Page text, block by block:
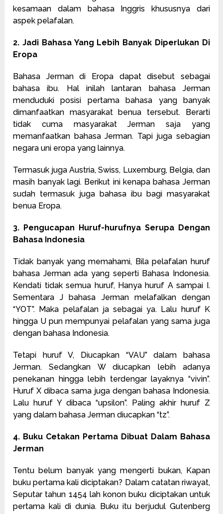
kesamaan dalam bahasa Inggris khususnya dari
aspek pelafalan.
2. Jadi Bahasa Yang Lebih Banyak Diperlukan Di
Eropa
Bahasa Jerman di Eropa dapat disebut sebagai
bahasa ibu. Hal inilah lantaran bahasa Jerman
menduduki posisi pertama bahasa yang banyak
dimanfaatkan masyarakat benua tersebut. Berarti
tidak cuma masyarakat Jerman saja yang
memanfaatkan bahasa Jerman. Tapi juga sebagian
negara uni eropa yang lainnya.
Termasuk juga Austria, Swiss, Luxemburg, Belgia, dan
masih banyak lagi. Berikut ini kenapa bahasa Jerman
sudah termasuk juga bahasa ibu bagi masyarakat
benua Eropa.
3. Pengucapan Huruf-hurufnya Serupa Dengan
Bahasa Indonesia
Tidak banyak yang memahami, Bila pelafalan huruf
bahasa Jerman ada yang seperti Bahasa Indonesia.
Kendati tidak semua huruf, Hanya huruf A sampai I.
Sementara J bahasa Jerman melafalkan dengan
“YOT”. Maka pelafalan ja sebagai ya. Lalu huruf K
hingga U pun mempunyai pelafalan yang sama juga
dengan bahasa Indonesia.
Tetapi huruf V, Diucapkan “VAU” dalam bahasa
Jerman. Sedangkan W diucapkan lebih adanya
penekanan hingga lebih terdengar layaknya “vivin”.
Huruf X dibaca sama juga dengan bahasa Indonesia.
Lalu huruf Y dibaca “upsilon”. Paling akhir huruf Z
yang dalam bahasa Jerman diucapkan “tz”.
4. Buku Cetakan Pertama Dibuat Dalam Bahasa
Jerman
Tentu belum banyak yang mengerti bukan, Kapan
buku pertama kali diciptakan? Dalam catatan riwayat,
Seputar tahun 1454 lah konon buku diciptakan untuk
pertama kali di dunia. Buku itu berjudul Gutenberg